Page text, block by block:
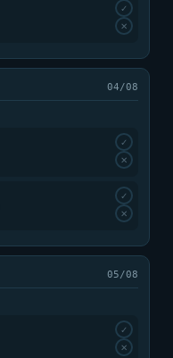
✓
✕
04/08
✓
✕
✓
✕
05/08
✓
✕